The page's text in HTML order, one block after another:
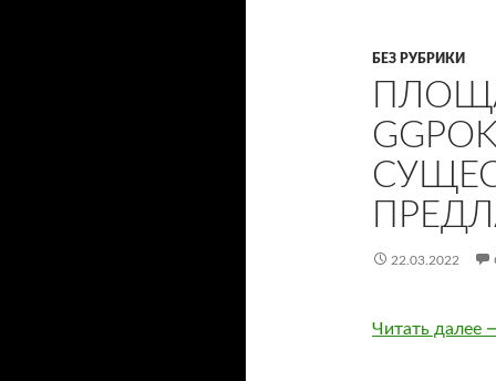
БЕЗ РУБРИКИ
22.03.2022
Читать далее